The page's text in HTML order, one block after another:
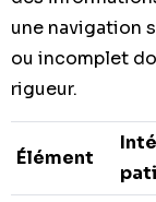
une navigation
ou incomplet
rigueur.
Élément